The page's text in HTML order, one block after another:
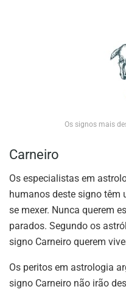
Os signos mais
Carneiro
Os especialistas em
humanos deste signo têm
se mexer. Nunca querem
parados. Segundo os
signo Carneiro querem
Os peritos em astrologia
signo Carneiro não irão